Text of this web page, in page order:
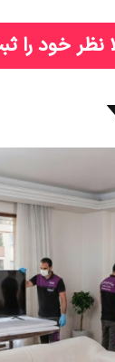
نظر خود را